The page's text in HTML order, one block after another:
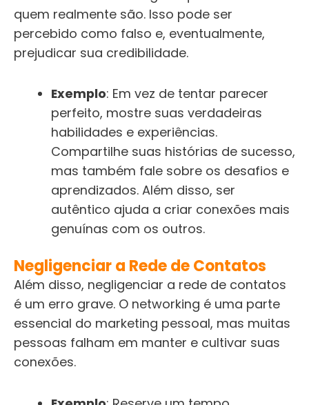
quem realmente são. Isso pode ser
percebido como falso e, eventualmente,
prejudicar sua credibilidade.
Exemplo: Em vez de tentar parecer
perfeito, mostre suas verdadeiras
habilidades e experiências.
Compartilhe suas histórias de sucesso,
mas também fale sobre os desafios e
aprendizados. Além disso, ser
autêntico ajuda a criar conexões mais
genuínas com os outros.
Negligenciar a Rede de Contatos
Além disso, negligenciar a rede de contatos
é um erro grave. O networking é uma parte
essencial do marketing pessoal, mas muitas
pessoas falham em manter e cultivar suas
conexões.